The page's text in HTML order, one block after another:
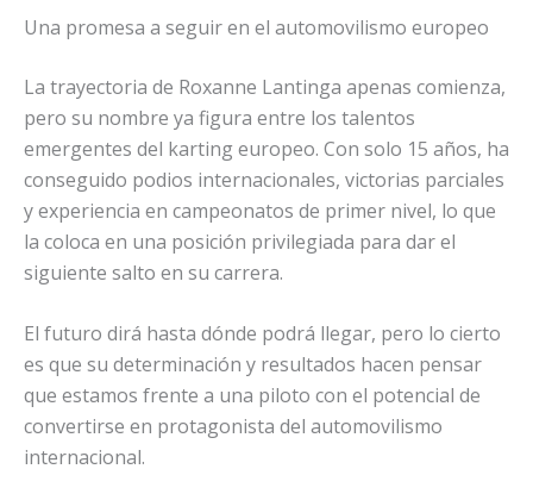
Una promesa a seguir en el automovilismo europeo
La trayectoria de Roxanne Lantinga apenas comienza,
pero su nombre ya figura entre los talentos
emergentes del karting europeo. Con solo 15 años, ha
conseguido podios internacionales, victorias parciales
y experiencia en campeonatos de primer nivel, lo que
la coloca en una posición privilegiada para dar el
siguiente salto en su carrera.
El futuro dirá hasta dónde podrá llegar, pero lo cierto
es que su determinación y resultados hacen pensar
que estamos frente a una piloto con el potencial de
convertirse en protagonista del automovilismo
internacional.